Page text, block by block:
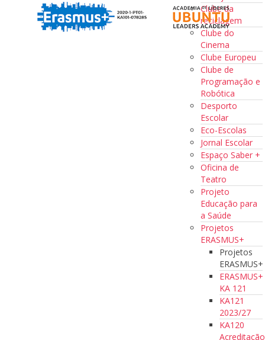
Clube da
reciclagem
Clube do
Cinema
Clube Europeu
Clube de
Programação e
Robótica
Desporto
Escolar
Eco-Escolas
Jornal Escolar
Espaço Saber +
Oficina de
Teatro
Projeto
Educação para
a Saúde
Projetos
ERASMUS+
Projetos
ERASMUS+
ERASMUS+
KA 121
KA121
2023/27
KA120
Acreditação